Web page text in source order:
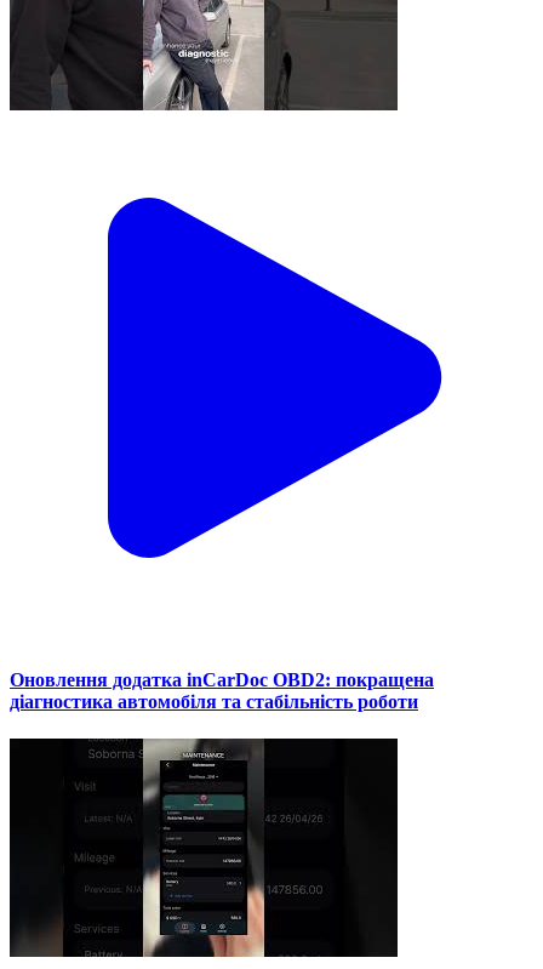
Оновлення додатка inCarDoc OBD2: покращена
діагностика автомобіля та стабільність роботи